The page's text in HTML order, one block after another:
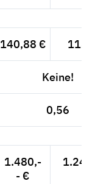
140,88 € 118,39
Keine!
0,56
1.480,-
- €